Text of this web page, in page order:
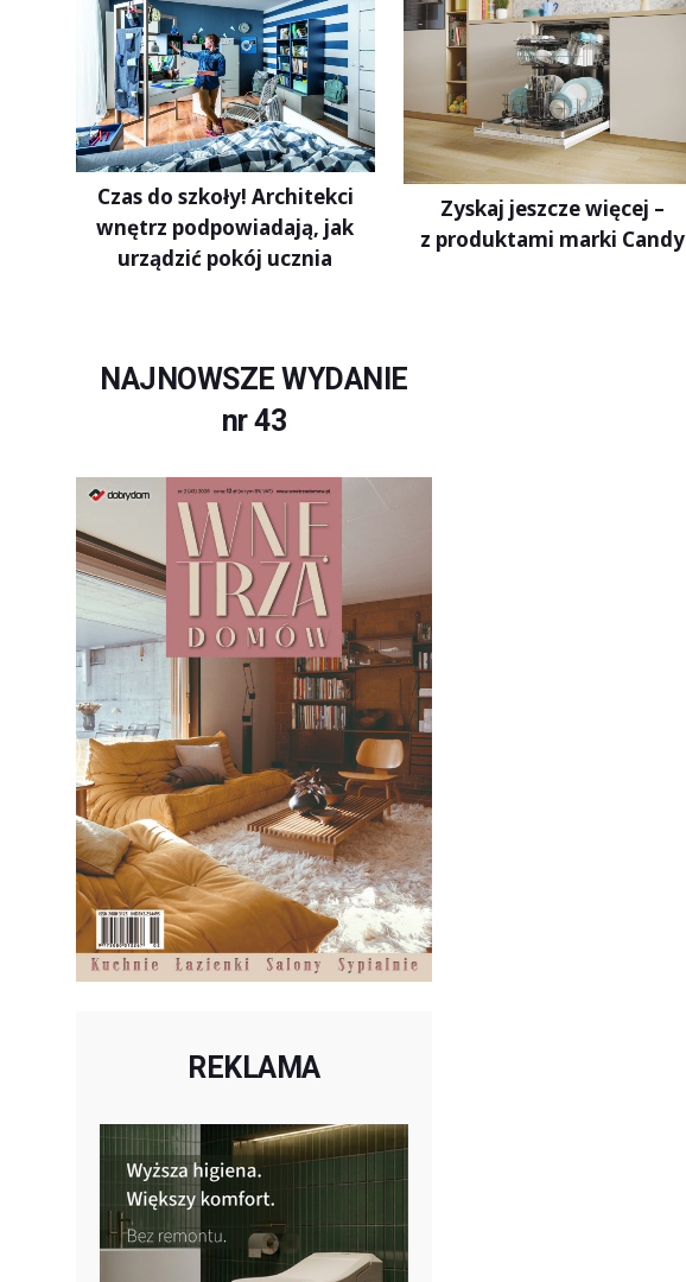
Czas do szkoły! Architekci
wnętrz podpowiadają, jak
urządzić pokój ucznia
Zyskaj jeszcze więcej –
z produktami marki Candy
NAJNOWSZE WYDANIE
nr 43
REKLAMA